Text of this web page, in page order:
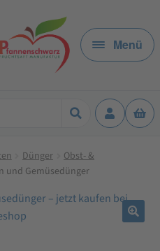
Menü
Dünger
Obst- &
und Gemüsedünger